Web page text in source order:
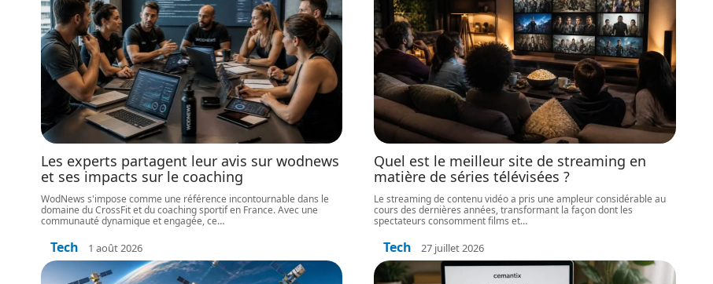
Les experts partagent leur avis sur wodnews
et ses impacts sur le coaching
WodNews s'impose comme une référence incontournable dans le
domaine du CrossFit et du coaching sportif en France. Avec une
communauté dynamique et engagée, ce…
Tech 1 août 2026
Quel est le meilleur site de streaming en
matière de séries télévisées ?
Le streaming de contenu vidéo a pris une ampleur considérable au
cours des dernières années, transformant la façon dont les
spectateurs consomment films et…
Tech 27 juillet 2026